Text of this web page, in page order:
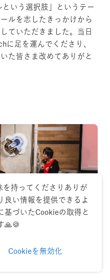
いう選択肢」というテー
ルを志したきっかけから
ていただきました。当日
に足を運んでくださり、
た皆さま改めてありがと
を持ってくださりありが
良い情報を提供できるよ
基づいたCookieの取得と
🙏🍪
Cookieを無効化